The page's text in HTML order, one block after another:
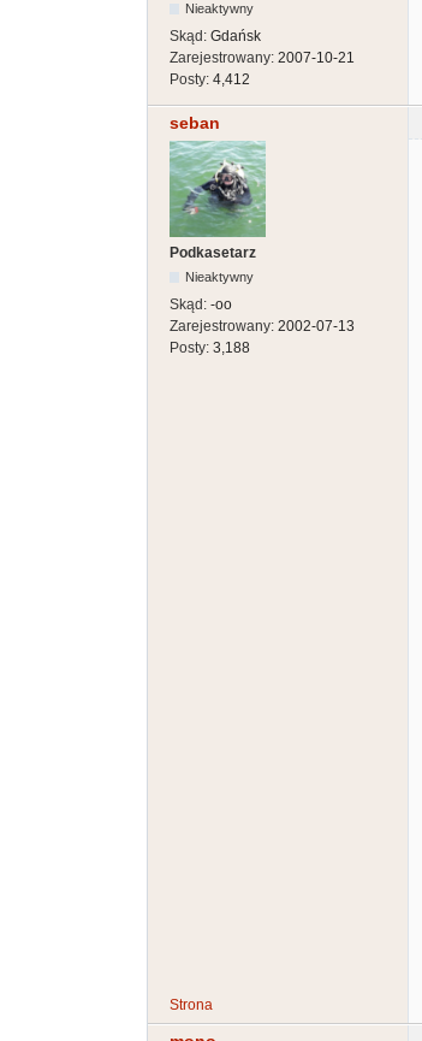
Nieaktywny
Skąd: Gdańsk
Zarejestrowany: 2007-10-21
Posty: 4,412
seban
Podkasetarz
Nieaktywny
Skąd: -oo
Zarejestrowany: 2002-07-13
Posty: 3,188
Strona